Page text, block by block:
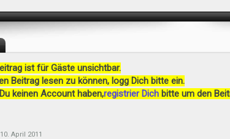
ist für Gäste unsichtbar.
Beitrag lesen zu können, logg Dich bitte ein.
keinen Account haben,registrier Dich bitte um den
10. April 2011